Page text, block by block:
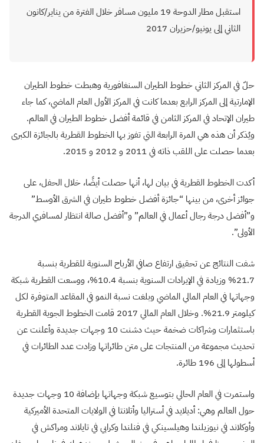
استقبل مطار الدوحة 19 مليون مسافر خلال الفترة من يناير/كانون
الثاني إلى يونيو/حزيران 2017
حلّ في المركز الثاني خطوط الطيران السنغافورية وهبطت خطوط الطيران
الإمارتية إلى المركز الرابع بعدما كانت في المركز الأول العام الماضي، كما جاء
طيران الإتحاد في المركز الثامن في قائمة أفضل خطوط الطيران في العالم.
ويُذكر أن هذه هي المرة الرابعة التي تفوز بها الخطوط القطرية بالجائزة الكبرى
بعدما حصلت على اللقب ذاته في 2011 و 2012 و 2015.
أكدت الخطوط القطرية في بيان لها، أنها حصلت أيضًا، خلال الحفل، على
جوائز أخرى، من بينها “جائزة أفضل خطوط طيران في الشرق الأوسط”
و”أفضل درجة رجال أعمال في العالم” و”أفضل صالة انتظار لمسافري الدرجة
الأولى”.
شفت النتائج عن تحقيق ارتفاع صافي الأرباح السنوية للقطرية بنسبة
21.7% وزيادة في الإيرادات السنوية بنسبة 10.4%، ووسعت القطرية شبكة
وجهاتها في العام المالي الماضي وبلغت نسبة النمو في المقاعد المتوفرة لكل
كيلومتر 21.9%. وخلال العام المالي 2017 قامت الخطوط الجوية القطرية
باستثمارات وشراكات ضخمة حيث دشنت 10 وجهات جديدة وأعلنت عن
تحديث مجموعة من المنتجات على متن طائراتها وزادت عدد الطائرات في
أسطولها إلى 196 طائرة.
واستمرت في العام الحالي بتوسيع شبكة وجهاتها بإضافة 10 وجهات جديدة
حول العالم وهي: أديلايد في أستراليا وأتلانتا في الولايات المتحدة الأميركية
وأوكلاند في نيوزيلندا وهيلسينكي في فنلندا وكرابي في تايلاند ومراكش في